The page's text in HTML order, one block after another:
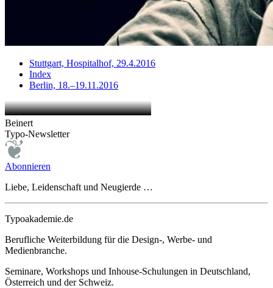
Stuttgart, Hospitalhof, 29.4.2016
Index
Berlin, 18.–19.11.2016
Beinert
Typo-Newsletter
Abonnieren
Liebe, Leidenschaft und Neugierde …
Typoakademie.de
Berufliche Weiterbildung für die Design-, Werbe- und
Medienbranche.
Seminare, Workshops und Inhouse-Schulungen in Deutschland,
Österreich und der Schweiz.